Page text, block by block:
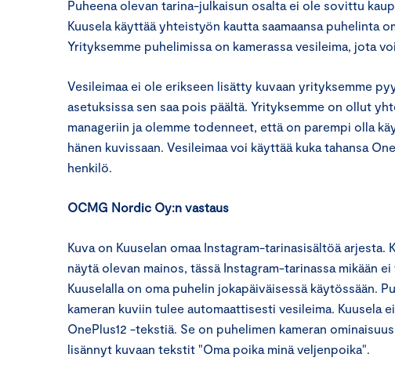
Puheena olevan tarina-julkaisun osalta ei ole sovittu
Kuusela käyttää yhteistyön kautta saamaansa puhelinta
Yrityksemme puhelimissa on kamerassa vesileima, jota
Vesileimaa ei ole erikseen lisätty kuvaan yrityksemme
asetuksissa sen saa pois päältä. Yrityksemme on ollut
manageriin ja olemme todenneet, että on parempi olla
hänen kuvissaan. Vesileimaa voi käyttää kuka tahansa
henkilö.
OCMG Nordic Oy:n vastaus
Kuva on Kuuselan omaa Instagram-tarinasisältöä arjesta.
näytä olevan mainos, tässä Instagram-tarinassa mikään
Kuuselalla on oma puhelin jokapäiväisessä käytössään.
kameran kuviin tulee automaattisesti vesileima. Kuusela
OnePlus12 -tekstiä. Se on puhelimen kameran
lisännyt kuvaan tekstit "Oma poika minä veljenpoika".